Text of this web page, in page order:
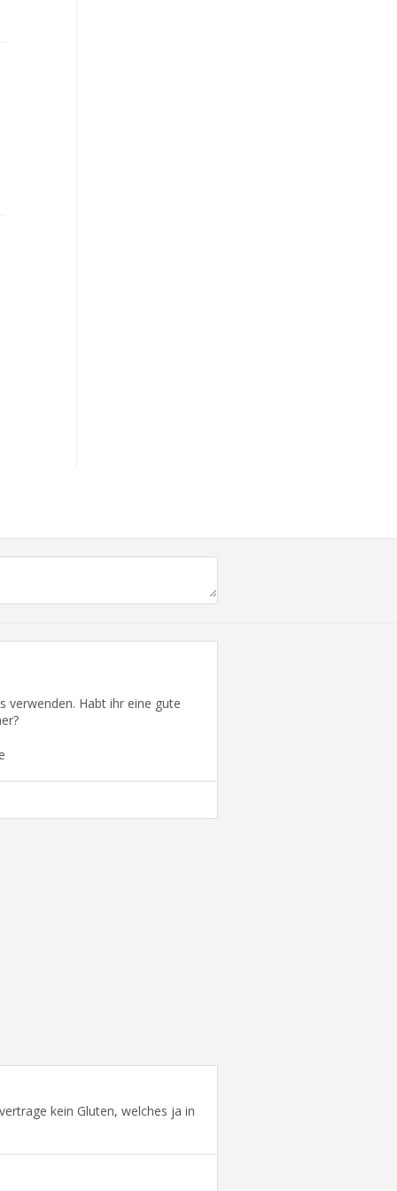
verwenden. Habt ihr eine gute
kein Gluten, welches ja in